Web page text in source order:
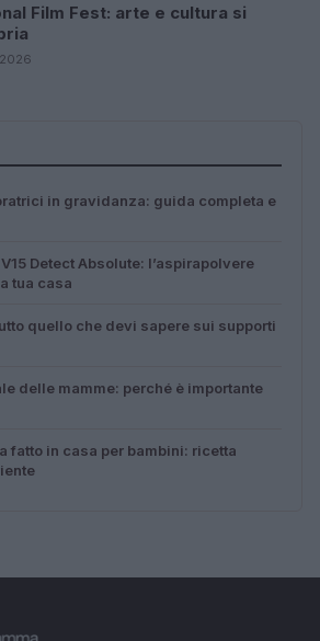
Film Fest: arte e cultura si
in gravidanza: guida completa e
Detect Absolute: l’aspirapolvere
tua casa
quello che devi sapere sui supporti
delle mamme: perché è importante
fatto in casa per bambini: ricetta